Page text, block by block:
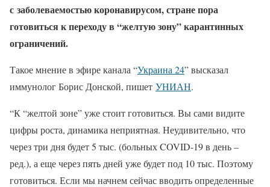
с заболеваемостью коронавирусом, стране пора
готовиться к переходу в “желтую зону” карантинных
ограничений.
Такое мнение в эфире канала “Украина 24” высказал
иммунолог Борис Донской, пишет УНИАН.
“К “желтой зоне” уже стоит готовиться. Вы сами видите
цифры роста, динамика неприятная. Неудивительно, что
через три дня будет 5 тыс. (больных COVID-19 в день –
ред.), а еще через пять дней уже будет под 10 тыс. Поэтому
готовиться. Если мы начнем сейчас вводить определенные